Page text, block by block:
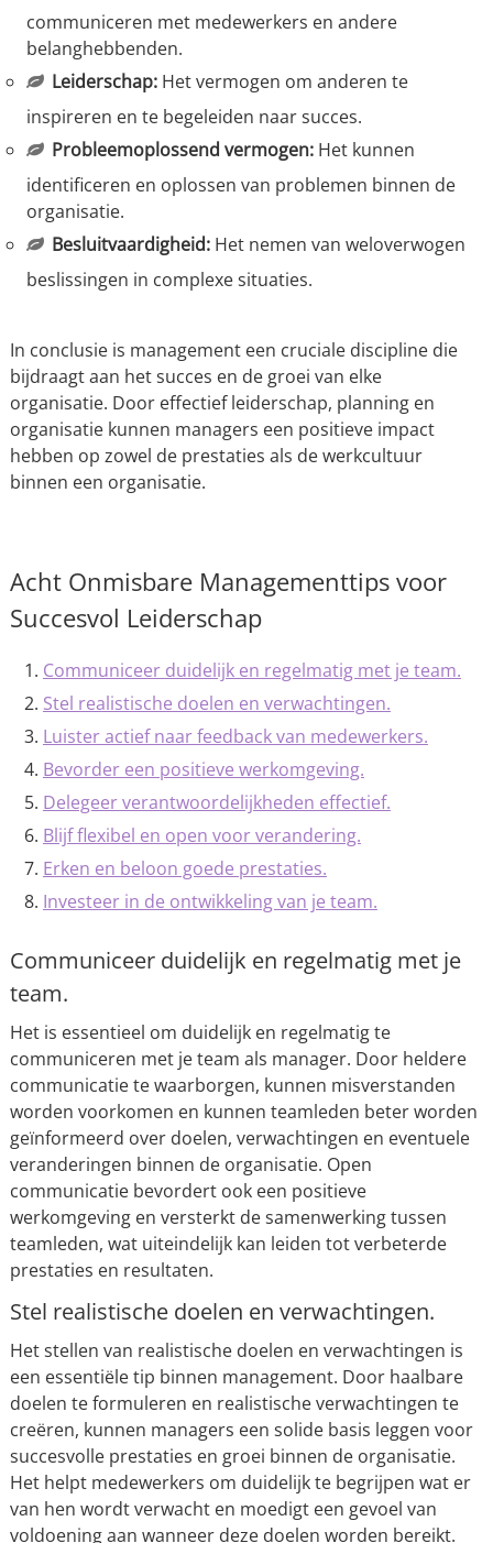
communiceren met medewerkers en andere
belanghebbenden.
Leiderschap:Het vermogen om anderen te
inspireren en te begeleiden naar succes.
Probleemoplossend vermogen:Het kunnen
identificeren en oplossen van problemen binnen de
organisatie.
Besluitvaardigheid:Het nemen van weloverwogen
beslissingen in complexe situaties.
In conclusie is management een cruciale discipline die
bijdraagt aan het succes en de groei van elke
organisatie. Door effectief leiderschap, planning en
organisatie kunnen managers een positieve impact
hebben op zowel de prestaties als de werkcultuur
binnen een organisatie.
Acht Onmisbare Managementtips voor
Succesvol Leiderschap
Communiceer duidelijk en regelmatig met je team.
Stel realistische doelen en verwachtingen.
Luister actief naar feedback van medewerkers.
Bevorder een positieve werkomgeving.
Delegeer verantwoordelijkheden effectief.
Blijf flexibel en open voor verandering.
Erken en beloon goede prestaties.
Investeer in de ontwikkeling van je team.
Communiceer duidelijk en regelmatig met je
team.
Het is essentieel om duidelijk en regelmatig te
communiceren met je team als manager. Door heldere
communicatie te waarborgen, kunnen misverstanden
worden voorkomen en kunnen teamleden beter worden
geïnformeerd over doelen, verwachtingen en eventuele
veranderingen binnen de organisatie. Open
communicatie bevordert ook een positieve
werkomgeving en versterkt de samenwerking tussen
teamleden, wat uiteindelijk kan leiden tot verbeterde
prestaties en resultaten.
Stel realistische doelen en verwachtingen.
Het stellen van realistische doelen en verwachtingen is
een essentiële tip binnen management. Door haalbare
doelen te formuleren en realistische verwachtingen te
creëren, kunnen managers een solide basis leggen voor
succesvolle prestaties en groei binnen de organisatie.
Het helpt medewerkers om duidelijk te begrijpen wat er
van hen wordt verwacht en moedigt een gevoel van
voldoening aan wanneer deze doelen worden bereikt.